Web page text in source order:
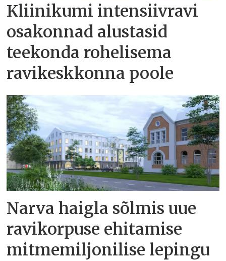
Kliinikumi intensiivravi
osakonnad alustasid
teekonda rohelisema
ravikeskkonna poole
Narva haigla sõlmis uue
ravikorpuse ehitamise
mitmemiljonilise lepingu